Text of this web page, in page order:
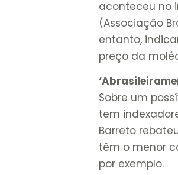
aconteceu no
(Associação
entanto,
preço da
Sobre um
tem
Barreto
têm o menor
por exemplo.